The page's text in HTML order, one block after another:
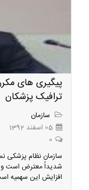
پیگیری های
ترافیک پزشکان
سازمان
05 اسفند 1392
0
سازمان نظام پزشکی
شدیداً معترض است و
افزایش این سهمیه